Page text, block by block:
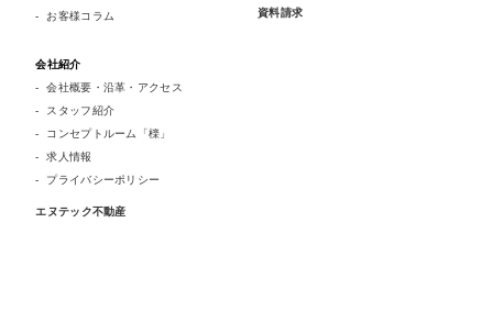
お客様コラム
資料請求
会社紹介
会社概要・沿革・アクセス
スタッフ紹介
コンセプトルーム「檪」
求人情報
プライバシーポリシー
エヌテック不動産